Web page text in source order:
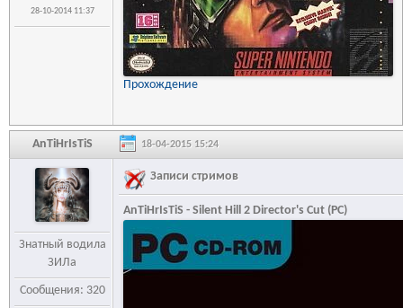
28-10-2014 11:37
Прохождение
AnTiHrIsTiS 18-04-2015 15:24
Знатный водила
ЗИЛа
Сообщения: 320
Записи стримов
AnTiHrIsTiS - Silent Hill 2 Director's Cut (PC)